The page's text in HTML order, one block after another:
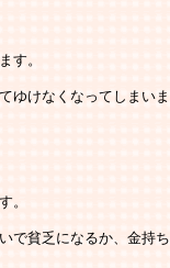
す。
けなくなってしまい
。
貧乏になるか、金持